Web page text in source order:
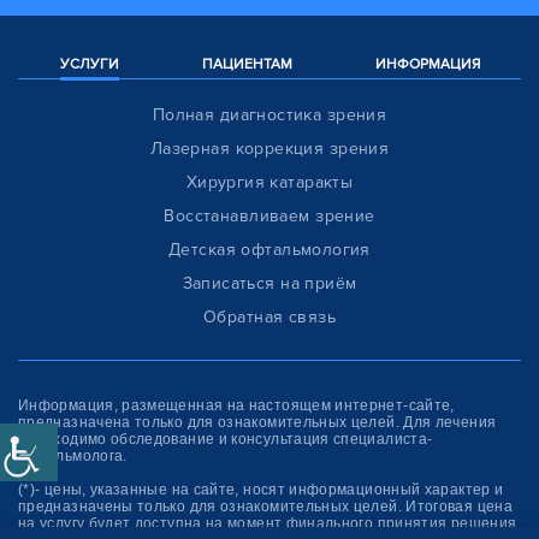
УСЛУГИ ПАЦИЕНТАМ ИНФОРМАЦИЯ
Полная диагностика зрения
Лазерная коррекция зрения
Хирургия катаракты
Восстанавливаем зрение
Детская офтальмология
Записаться на приём
Обратная связь
Информация, размещенная на настоящем интернет-сайте,
предназначена только для ознакомитель­ных целей. Для лечения
необходимо обследование и консультация специалиста-
офтальмолога.
(*)- цены, указанные на сайте, носят информационный характер и
предназначены только для ознакомительных целей. Итоговая цена
на услугу будет доступна на момент финального принятия решения